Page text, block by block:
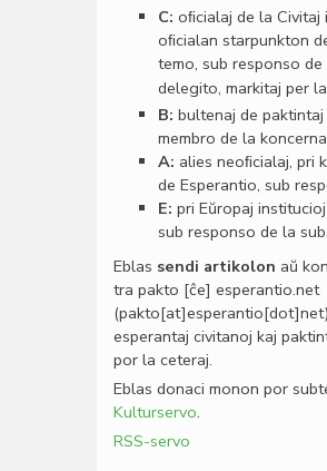
C: oﬁcialaj de la Civitaj
oﬁcialan starpunkton
temo, sub responso
delegito, markitaj per
B: bultenaj de
membro de la
A: alies neoﬁcialaj, pri
de Esperantio, sub
E: pri Eŭropaj
sub responso de la
Eblas sendi artikolon aŭ
tra pakto [ĉe] esperantio.net
(pakto[at]esperantio[dot]net)
esperantaj civitanoj kaj
por la ceteraj.
Eblas donaci monon por
Kulturservo.
RSS-servo